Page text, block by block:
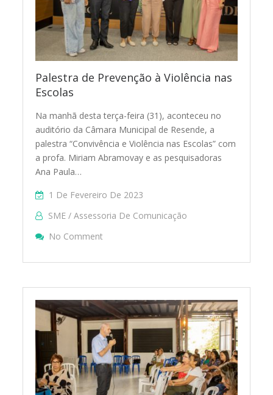
Palestra de Prevenção à Violência nas
Escolas
Na manhã desta terça-feira (31), aconteceu no
auditório da Câmara Municipal de Resende, a
palestra “Convivência e Violência nas Escolas” com
a profa. Miriam Abramovay e as pesquisadoras
Ana Paula…
1 De Fevereiro De 2023
SME / Assessoria De Comunicação
No Comment